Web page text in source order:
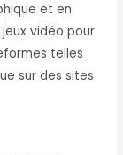
et en
vidéo pour
telles
sur des sites